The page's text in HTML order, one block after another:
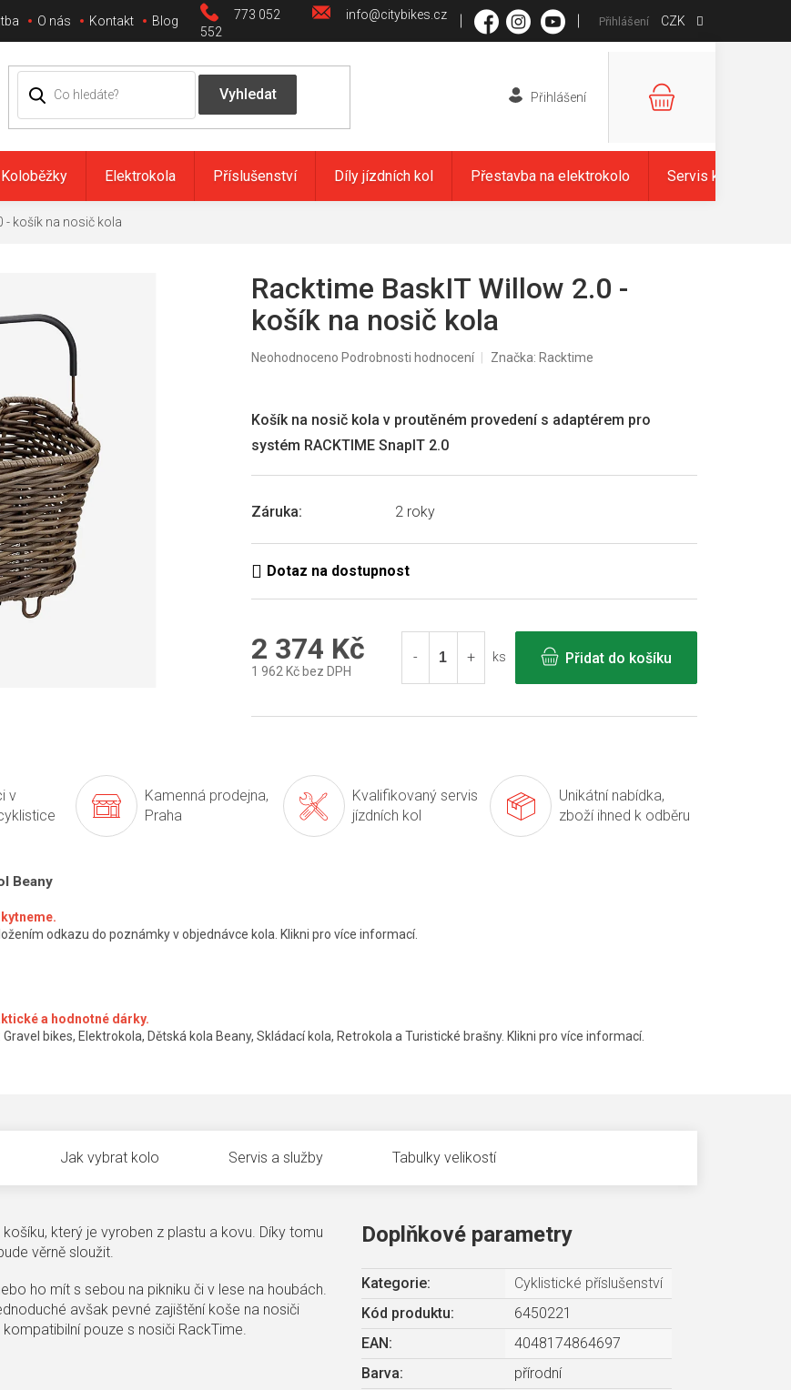
773 052
552
info@citybikes.cz
O nás Kontakt Blog CZK
Přihlášení
NÁKUPNÍ
Koloběžky Elektrokola Příslušenství Díly jízdních kol Přestavba na elektrokolo Servis kol
- košík na nosič kola
Záruka: 2 roky
Košík na nosič kola v proutěném provedení s adaptérem pro
systém RACKTIME SnapIT 2.0
Racktime BaskIT Willow 2.0 -
košík na nosič kola
Průměrné
0,0
5
Neohodnoceno Podrobnosti hodnocení Značka: Racktime
2 374 Kč
1 962 Kč bez DPH
ks Přidat do košíku
v
Kamenná prodejna,
Praha
Kvalifikovaný servis
jízdních kol
Unikátní nabídka,
zboží ihned k odběru
Beany
odkazu do poznámky v objednávce kola. Klikni pro více informací.
a hodnotné dárky.
bikes, Elektrokola, Dětská kola Beany, Skládací kola, Retrokola a Turistické brašny. Klikni pro více informací.
Jak vybrat kolo Servis a služby Tabulky velikostí
který je vyroben z plastu a kovu. Díky tomu
věrně sloužit.
ho mít s sebou na pikniku či v lese na houbách.
avšak pevné zajištění koše na nosiči
pouze s nosiči RackTime.
Doplňkové parametry
Kategorie:
Cyklistické příslušenství
Kód produktu:
6450221
EAN :
4048174864697
Barva:
přírodní